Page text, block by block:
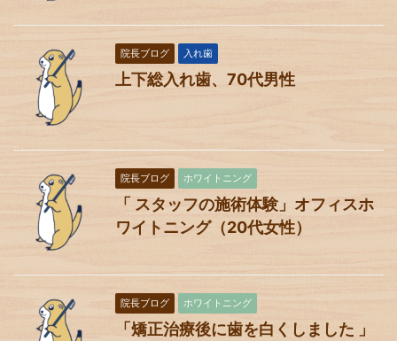
院長ブログ 入れ歯
上下総入れ歯、70代男性
院長ブログ ホワイトニング
「 スタッフの施術体験」オフィスホ
ワイトニング（20代女性）
院長ブログ ホワイトニング
「矯正治療後に歯を白くしました 」